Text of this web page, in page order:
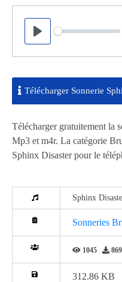
Play
Seek
Télécharger Sonnerie
Télécharger gratuitement la
Mp3 et m4r. La catégorie
Sphinx Disaster pour le
Sphinx
Sonneries
1045 869
312.86 KB